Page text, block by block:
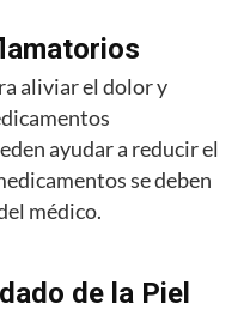
aliviar el dolor y
ayudar a reducir el
se deben
médico.
de la Piel